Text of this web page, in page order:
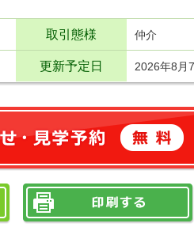
取引態様 仲介
更新予定日 2026年8月